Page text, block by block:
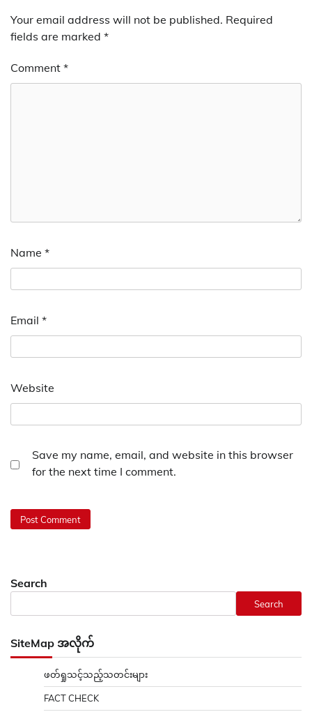
Your email address will not be published. Required
fields are marked *
Comment *
Name *
Email *
Website
Save my name, email, and website in this browser
for the next time I comment.
Search
Search
SiteMap အလိုက်
ဖတ်ရှုသင့်သည့်သတင်းများ
FACT CHECK